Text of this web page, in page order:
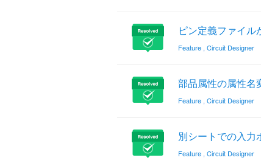
ピン定義ファイル
Feature , Circuit Designer
部品属性の属性名
Feature , Circuit Designer
別シートでの入
Feature , Circuit Designer